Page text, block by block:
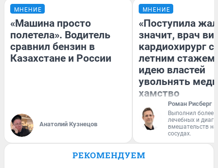
МНЕНИЕ
«Машина просто
полетела». Водитель
сравнил бензин в
Казахстане и России
Анатолий Кузнецов
МНЕНИЕ
«Поступила
значит, врач
кардиохирург с
летним стажем
идею властей
увольнять
хамство
Роман Рисберг
Выполнил более
лечебных и
вмешательств на
сосудах.
РЕКОМЕНДУЕМ